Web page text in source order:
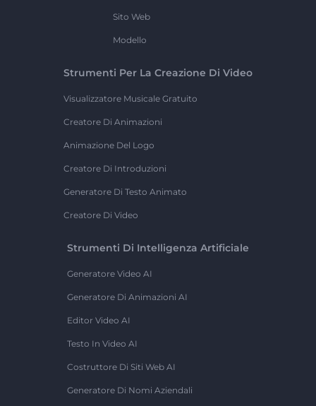
Sito Web
Modello
Strumenti Per La Creazione Di Video
Visualizzatore Musicale Gratuito
Creatore Di Animazioni
Animazione Del Logo
Creatore Di Introduzioni
Generatore Di Testo Animato
Creatore Di Video
Strumenti Di Intelligenza Artificiale
Generatore Video AI
Generatore Di Animazioni AI
Editor Video AI
Testo In Video AI
Costruttore Di Siti Web AI
Generatore Di Nomi Aziendali